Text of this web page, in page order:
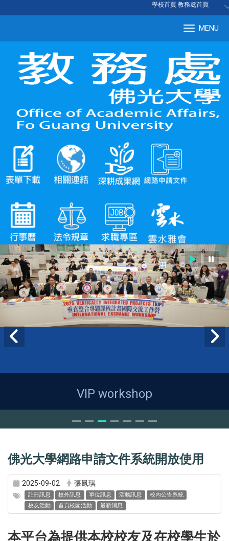
學校首頁 教務處首頁
MENU
VIP workshop
佛光大學網路申請文件系統開放使用
2025-09-02 張鳳琪
註冊訊息 校外訊息 單位訊息 活動訊息
校內公告系統
校友活動
首頁校園活動 最新消息
本平台為提供本校校友及在校學生於